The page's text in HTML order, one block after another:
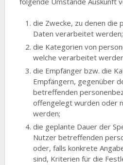
die Zwecke, zu denen die
Daten verarbeitet werden;
die Kategorien von
welche verarbeitet
die Empfänger bzw. die
Empfängern, gegenüber
betreffenden
offengelegt wurden oder
werden;
die geplante Dauer der
Nutzer betreffenden
oder, falls konkrete
sind, Kriterien für die